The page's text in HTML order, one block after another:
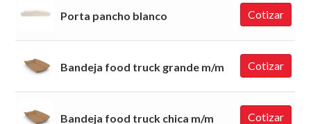
Sorbetes
Talonarios
Tripodes
Porta pancho blanco Cotizar
Bandeja food truck grande m/m Cotizar
Bandeja food truck chica m/m Cotizar